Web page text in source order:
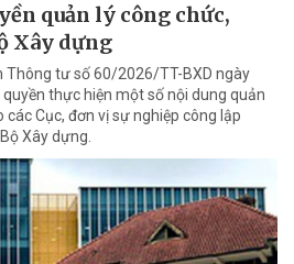
quản lý công chức,
Xây dựng
Thông tư số 60/2026/TT-BXD ngày
thực hiện một số nội dung quản
Cục, đơn vị sự nghiệp công lập
Xây dựng.